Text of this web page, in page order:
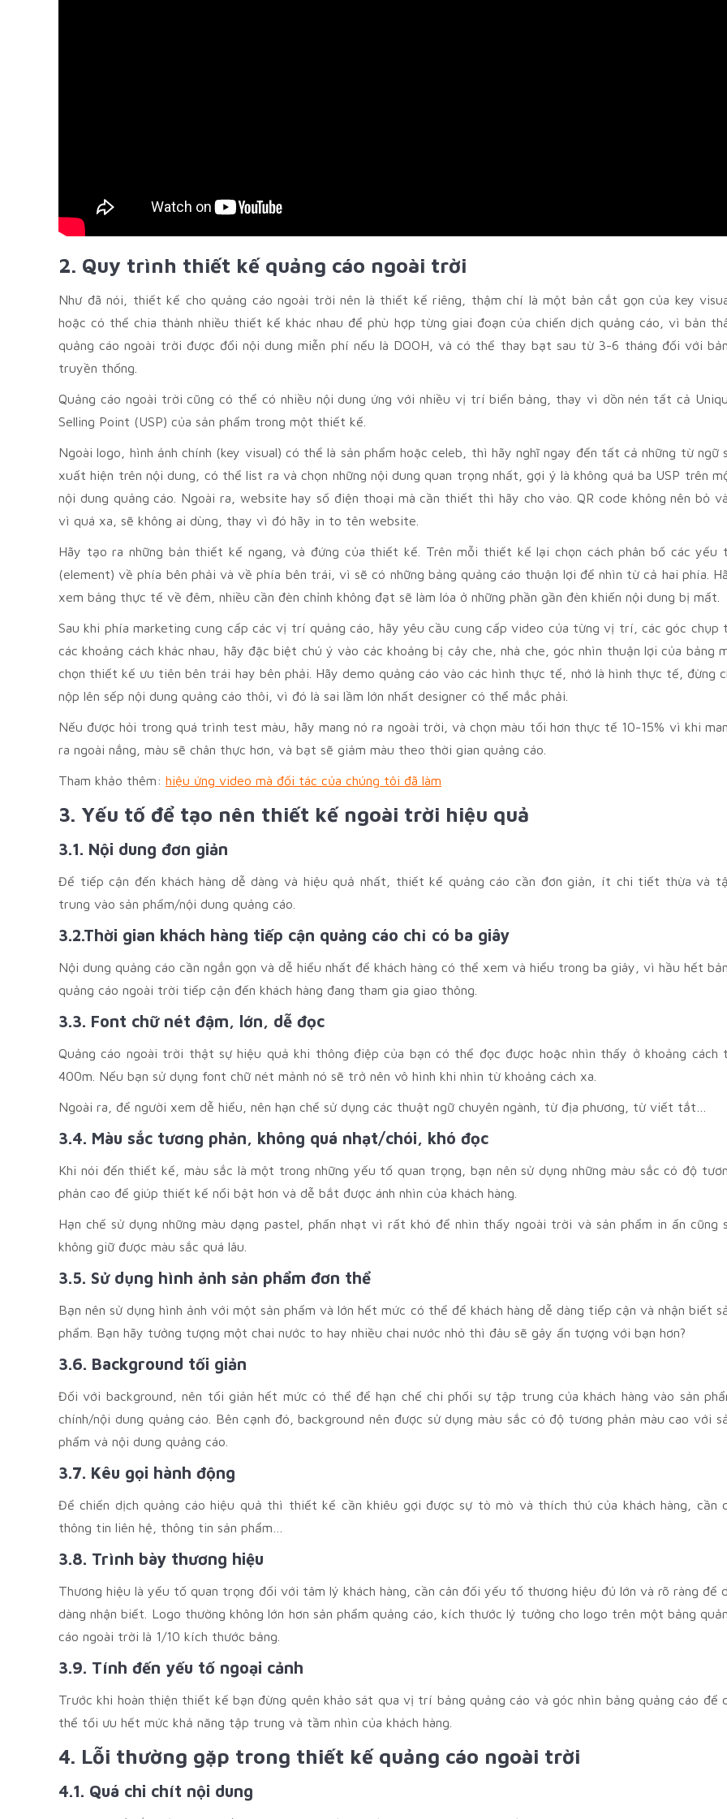
2. Quy trình thiết kế quảng cáo ngoài trời
Như đã nói, thiết kế cho quảng cáo ngoài trời nên là thiết kế riêng, thậm chí là một bản cắt gọn của key
hoặc có thể chia thành nhiều thiết kế khác nhau để phù hợp từng giai đoạn của chiến dịch quảng cáo, vì bản
quảng cáo ngoài trời được đổi nội dung miễn phí nếu là DOOH, và có thể thay bạt sau từ 3-6 tháng đối với
truyền thống.
Quảng cáo ngoài trời cũng có thể có nhiều nội dung ứng với nhiều vị trí biển bảng, thay vì dồn nén tất cả
Selling Point (USP) của sản phẩm trong một thiết kế.
Ngoài logo, hình ảnh chính (key visual) có thể là sản phẩm hoặc celeb, thì hãy nghĩ ngay đến tất cả những từ ngữ
xuất hiện trên nội dung, có thể list ra và chọn những nội dung quan trọng nhất, gợi ý là không quá ba USP trên
nội dung quảng cáo. Ngoài ra, website hay số điện thoại mà cần thiết thì hãy cho vào. QR code không nên bỏ
vì quá xa, sẽ không ai dùng, thay vì đó hãy in to tên website.
Hãy tạo ra những bản thiết kế ngang, và đứng của thiết kế. Trên mỗi thiết kế lại chọn cách phân bố các yếu
(element) về phía bên phải và về phía bên trái, vì sẽ có những bảng quảng cáo thuận lợi để nhìn từ cả hai phía.
xem bảng thực tế về đêm, nhiều cần đèn chỉnh không đạt sẽ làm lóa ở những phần gần đèn khiến nội dung bị mất.
Sau khi phía marketing cung cấp các vị trí quảng cáo, hãy yêu cầu cung cấp video của từng vị trí, các góc chụp
các khoảng cách khác nhau, hãy đặc biệt chú ý vào các khoảng bị cây che, nhà che, góc nhìn thuận lợi của bảng
chọn thiết kế ưu tiên bên trái hay bên phải. Hãy demo quảng cáo vào các hình thực tế, nhớ là hình thực tế, đừng
nộp lên sếp nội dung quảng cáo thôi, vì đó là sai lầm lớn nhất designer có thể mắc phải.
Nếu được hỏi trong quá trình test màu, hãy mang nó ra ngoài trời, và chọn màu tối hơn thực tế 10-15% vì khi
ra ngoài nắng, màu sẽ chân thực hơn, và bạt sẽ giảm màu theo thời gian quảng cáo.
Tham khảo thêm: hiệu ứng video mà đối tác của chúng tôi đã làm
3. Yếu tố để tạo nên thiết kế ngoài trời hiệu quả
3.1. Nội dung đơn giản
Để tiếp cận đến khách hàng dễ dàng và hiệu quả nhất, thiết kế quảng cáo cần đơn giản, ít chi tiết thừa và
trung vào sản phẩm/nội dung quảng cáo.
3.2.Thời gian khách hàng tiếp cận quảng cáo chỉ có ba giây
Nội dung quảng cáo cần ngắn gọn và dễ hiểu nhất để khách hàng có thể xem và hiểu trong ba giây, vì hầu hết
quảng cáo ngoài trời tiếp cận đến khách hàng đang tham gia giao thông.
3.3. Font chữ nét đậm, lớn, dễ đọc
Quảng cáo ngoài trời thật sự hiệu quả khi thông điệp của bạn có thể đọc được hoặc nhìn thấy ở khoảng cách
400m. Nếu bạn sử dụng font chữ nét mảnh nó sẽ trở nên vô hình khi nhìn từ khoảng cách xa.
Ngoài ra, để người xem dễ hiểu, nên hạn chế sử dụng các thuật ngữ chuyên ngành, từ địa phương, từ viết tắt…
3.4. Màu sắc tương phản, không quá nhạt/chói, khó đọc
Khi nói đến thiết kế, màu sắc là một trong những yếu tố quan trọng, bạn nên sử dụng những màu sắc có độ
phản cao để giúp thiết kế nổi bật hơn và dễ bắt được ánh nhìn của khách hàng.
Hạn chế sử dụng những màu dạng pastel, phấn nhạt vì rất khó để nhìn thấy ngoài trời và sản phẩm in ấn cũng
không giữ được màu sắc quá lâu.
3.5. Sử dụng hình ảnh sản phẩm đơn thể
Bạn nên sử dụng hình ảnh với một sản phẩm và lớn hết mức có thể để khách hàng dễ dàng tiếp cận và nhận biết
phẩm. Bạn hãy tưởng tượng một chai nước to hay nhiều chai nước nhỏ thì đâu sẽ gây ấn tượng với bạn hơn?
3.6. Background tối giản
Đối với background, nên tối giản hết mức có thể để hạn chế chi phối sự tập trung của khách hàng vào sản
chính/nội dung quảng cáo. Bên cạnh đó, background nên được sử dụng màu sắc có độ tương phản màu cao với
phẩm và nội dung quảng cáo.
3.7. Kêu gọi hành động
Để chiến dịch quảng cáo hiệu quả thì thiết kế cần khiêu gợi được sự tò mò và thích thú của khách hàng, cần
thông tin liên hệ, thông tin sản phẩm…
3.8. Trình bày thương hiệu
Thương hiệu là yếu tố quan trọng đối với tâm lý khách hàng, cần cân đối yếu tố thương hiệu đủ lớn và rõ ràng để
dàng nhận biết. Logo thường không lớn hơn sản phẩm quảng cáo, kích thước lý tưởng cho logo trên một bảng
cáo ngoài trời là 1/10 kích thước bảng.
3.9. Tính đến yếu tố ngoại cảnh
Trước khi hoàn thiện thiết kế bạn đừng quên khảo sát qua vị trí bảng quảng cáo và góc nhìn bảng quảng cáo để
thể tối ưu hết mức khả năng tập trung và tầm nhìn của khách hàng.
4. Lỗi thường gặp trong thiết kế quảng cáo ngoài trời
4.1. Quá chi chít nội dung